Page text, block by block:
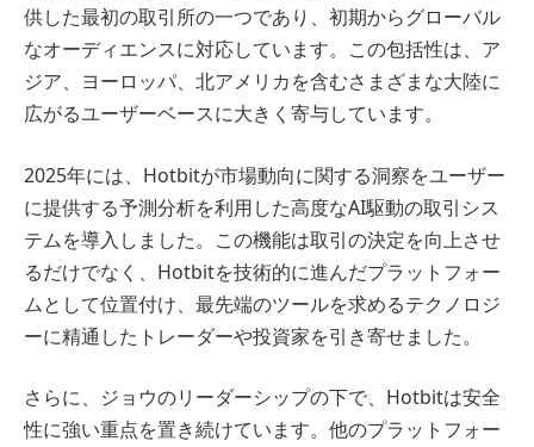
供した最初の取引所の一つであり、初期からグローバル
なオーディエンスに対応しています。この包括性は、ア
ジア、ヨーロッパ、北アメリカを含むさまざまな大陸に
広がるユーザーベースに大きく寄与しています。
2025年には、Hotbitが市場動向に関する洞察をユーザー
に提供する予測分析を利用した高度なAI駆動の取引シス
テムを導入しました。この機能は取引の決定を向上させ
るだけでなく、Hotbitを技術的に進んだプラットフォー
ムとして位置付け、最先端のツールを求めるテクノロジ
ーに精通したトレーダーや投資家を引き寄せました。
さらに、ジョウのリーダーシップの下で、Hotbitは安全
性に強い重点を置き続けています。他のプラットフォー